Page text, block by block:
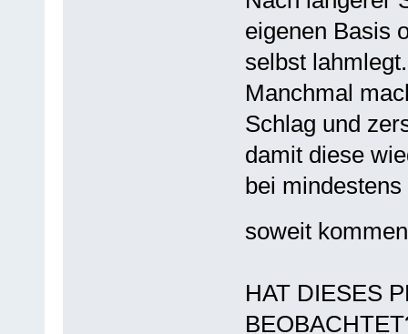
eigenen Basis
selbst
Manchmal
Schlag und
damit diese
bei
soweit
HAT DIESES